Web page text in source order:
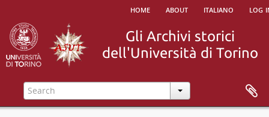
home about italiano log